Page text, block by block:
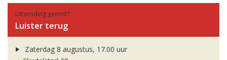
Uitzending gemist?
Luister terug
Zaterdag 8 augustus, 17.00 uur